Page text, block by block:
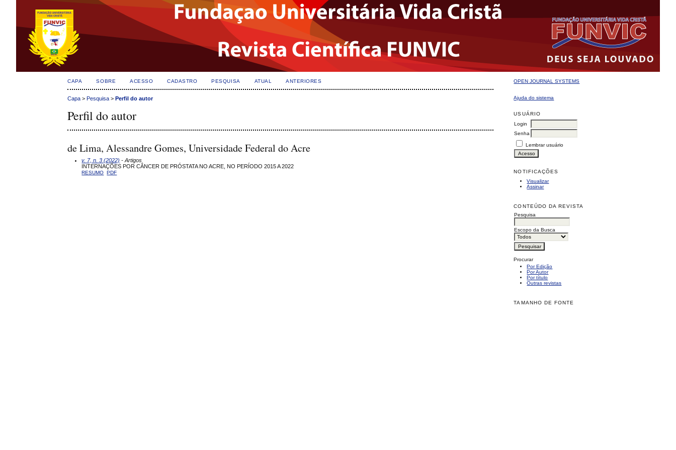
OPEN JOURNAL SYSTEMS
Ajuda do sistema
USUÁRIO
Login
Senha
Lembrar usuário
NOTIFICAÇÕES
Visualizar
Assinar
CONTEÚDO DA REVISTA
Pesquisa
Escopo da Busca
Procurar
Por Edição
Por Autor
Por título
Outras revistas
TAMANHO DE FONTE
CAPA SOBRE ACESSO CADASTRO PESQUISA ATUAL ANTERIORES
Capa >Pesquisa >Perfil do autor
Perfil do autor
de Lima, Alessandre Gomes, Universidade Federal do Acre
v. 7, n. 3 (2022) - Artigos
INTERNAÇÕES POR CÂNCER DE PRÓSTATA NO ACRE, NO PERÍODO 2015 A 2022
RESUMO PDF